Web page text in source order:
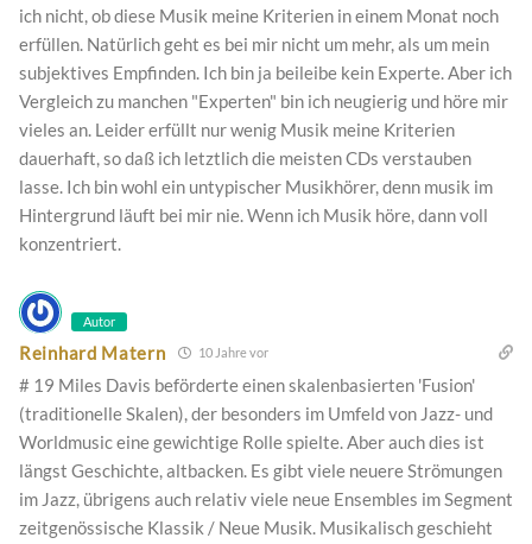
ich nicht, ob diese Musik meine Kriterien in einem Monat noch
erfüllen. Natürlich geht es bei mir nicht um mehr, als um mein
subjektives Empfinden. Ich bin ja beileibe kein Experte. Aber ich
Vergleich zu manchen "Experten" bin ich neugierig und höre mir
vieles an. Leider erfüllt nur wenig Musik meine Kriterien
dauerhaft, so daß ich letztlich die meisten CDs verstauben
lasse. Ich bin wohl ein untypischer Musikhörer, denn musik im
Hintergrund läuft bei mir nie. Wenn ich Musik höre, dann voll
konzentriert.
Autor
Reinhard Matern 10 Jahre vor
# 19 Miles Davis beförderte einen skalenbasierten 'Fusion'
(traditionelle Skalen), der besonders im Umfeld von Jazz- und
Worldmusic eine gewichtige Rolle spielte. Aber auch dies ist
längst Geschichte, altbacken. Es gibt viele neuere Strömungen
im Jazz, übrigens auch relativ viele neue Ensembles im Segment
zeitgenössische Klassik / Neue Musik. Musikalisch geschieht